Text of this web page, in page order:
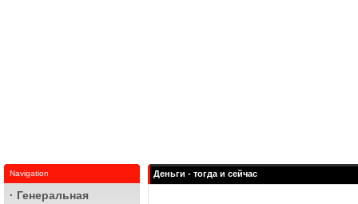
Navigation
· Генеральная
Деньги - тогда и сейчас